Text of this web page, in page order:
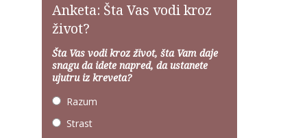
Anketa: Šta Vas vodi kroz
život?
Šta Vas vodi kroz život, šta Vam daje
snagu da idete napred, da ustanete
ujutru iz kreveta?
Razum
Strast